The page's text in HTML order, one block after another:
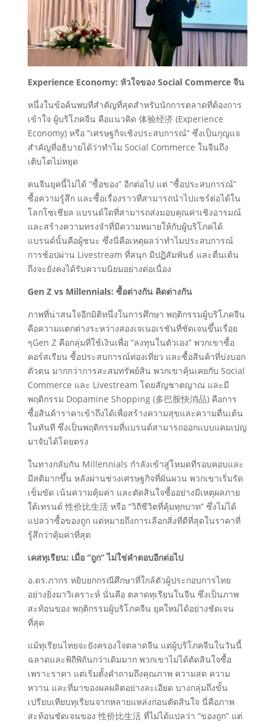
Experience Economy: หัวใจของ Social Commerce จีน
หนึ่งในข้อค้นพบที่สำคัญที่สุดสำหรับนักการตลาดที่ต้องการ
เข้าใจ ผู้บริโภคจีน คือแนวคิด 体验经济 (Experience
Economy) หรือ “เศรษฐกิจเชิงประสบการณ์” ซึ่งเป็นกุญแจ
สำคัญที่อธิบายได้ว่าทำไม Social Commerce ในจีนถึง
เติบโตไม่หยุด
คนจีนยุคนี้ไม่ได้ “ซื้อของ” อีกต่อไป แต่ “ซื้อประสบการณ์”
ซื้อความรู้สึก และซื้อเรื่องราวที่สามารถนำไปแชร์ต่อได้ใน
โลกโซเชียล แบรนด์ใดที่สามารถส่งมอบคุณค่าเชิงอารมณ์
และสร้างความทรงจำที่มีความหมายให้กับผู้บริโภคได้
แบรนด์นั้นคือผู้ชนะ ซึ่งนี่คือเหตุผลว่าทำไมประสบการณ์
การช้อปผ่าน Livestream ที่สนุก มีปฏิสัมพันธ์ และตื่นเต้น
ถึงจะยังคงได้รับความนิยมอย่างต่อเนื่อง
Gen Z vs Millennials: ซื้อต่างกัน คิดต่างกัน
ภาพที่น่าสนใจอีกมิติหนึ่งในการศึกษา พฤติกรรมผู้บริโภคจีน
คือความแตกต่างระหว่างสองเจเนอเรชันที่ชัดเจนขึ้นเรื่อย
ๆGen Z คือกลุ่มที่ใช้เงินเพื่อ “ลงทุนในตัวเอง” พวกเขาซื้อ
คอร์สเรียน ซื้อประสบการณ์ท่องเที่ยว และซื้อสินค้าที่บ่งบอก
ตัวตน มากกว่าการสะสมทรัพย์สิน พวกเขาคุ้นเคยกับ Social
Commerce และ Livestream โดยสัญชาตญาณ และมี
พฤติกรรม Dopamine Shopping (多巴胺快消品) คือการ
ซื้อสินค้าราคาเข้าถึงได้เพื่อสร้างความสุขและความตื่นเต้น
ในทันที ซึ่งเป็นพฤติกรรมที่แบรนด์สามารถออกแบบแคมเปญ
มาจับได้โดยตรง
ในทางกลับกัน Millennials กำลังเข้าสู่โหมดที่รอบคอบและ
มีสติมากขึ้น หลังผ่านช่วงเศรษฐกิจที่ผันผวน พวกเขาเริ่มรัด
เข็มขัด เน้นความคุ้มค่า และตัดสินใจซื้ออย่างมีเหตุผลภาย
ใต้เทรนด์ 性价比生活 หรือ “วิถีชีวิตที่คุ้มทุกบาท” ซึ่งไม่ได้
แปลว่าซื้อของถูก แต่หมายถึงการเลือกสิ่งที่ดีที่สุดในราคาที่
รู้สึกว่าคุ้มค่าที่สุด
เคสทุเรียน: เมื่อ “ถูก” ไม่ใช่คำตอบอีกต่อไป
อ.ดร.ภากร หยิบยกกรณีศึกษาที่ใกล้ตัวผู้ประกอบการไทย
อย่างยิ่งมาวิเคราะห์ นั่นคือ ตลาดทุเรียนในจีน ซึ่งเป็นภาพ
สะท้อนของ พฤติกรรมผู้บริโภคจีน ยุคใหม่ได้อย่างชัดเจน
ที่สุด
แม้ทุเรียนไทยจะยังครองใจตลาดจีน แต่ผู้บริโภคจีนในวันนี้
ฉลาดและพิถีพิถันกว่าเดิมมาก พวกเขาไม่ได้ตัดสินใจซื้อ
เพราะราคา แต่เริ่มตั้งคำถามถึงคุณภาพ ความสด ความ
หวาน และที่มาของผลผลิตอย่างละเอียด บางกลุ่มถึงขั้น
เปรียบเทียบทุเรียนจากหลายแหล่งก่อนตัดสินใจ นี่คือภาพ
สะท้อนชัดเจนของ 性价比生活 ที่ไม่ได้แปลว่า “ของถูก” แต่